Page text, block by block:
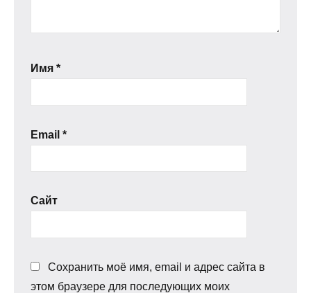
Имя *
Email *
Сайт
Сохранить моё имя, email и адрес сайта в
этом браузере для последующих моих